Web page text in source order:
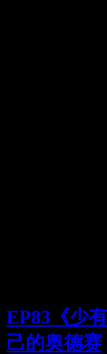
EP83《少
己的奥德赛